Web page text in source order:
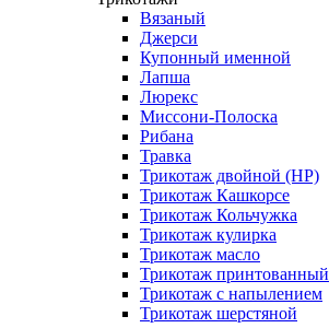
Вязаный
Джерси
Купонный именной
Лапша
Люрекс
Миссони-Полоска
Рибана
Травка
Трикотаж двойной (НР)
Трикотаж Кашкорсе
Трикотаж Кольчужка
Трикотаж кулирка
Трикотаж масло
Трикотаж принтованный
Трикотаж с напылением
Трикотаж шерстяной